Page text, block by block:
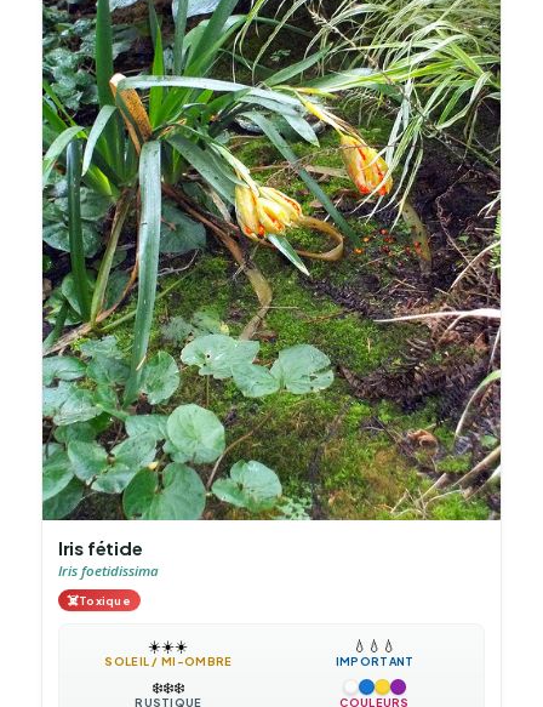
Iris fétide
Iris foetidissima
☠️Toxique
☀️☀️☀️
SOLEIL / MI-OMBRE
💧 💧 💧
IMPORTANT
❄️❄️❄️
RUSTIQUE COULEURS